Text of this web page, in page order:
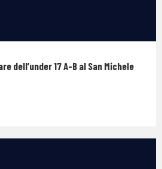
dell’under 17 A-B al San Michele